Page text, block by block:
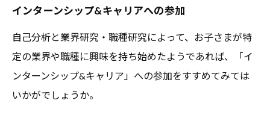
インターンシップ&キャリアへの参加
自己分析と業界研究・職種研究によって、お子さまが特
定の業界や職種に興味を持ち始めたようであれば、「イ
ンターンシップ&キャリア」への参加をすすめてみては
いかがでしょうか。